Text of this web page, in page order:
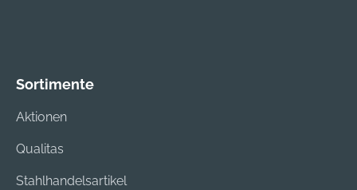
Schänzle 8, 71332
Waiblingen, DE,
info@ekastu.de
Sortimente
Aktionen
Qualitas
Stahlhandelsartikel